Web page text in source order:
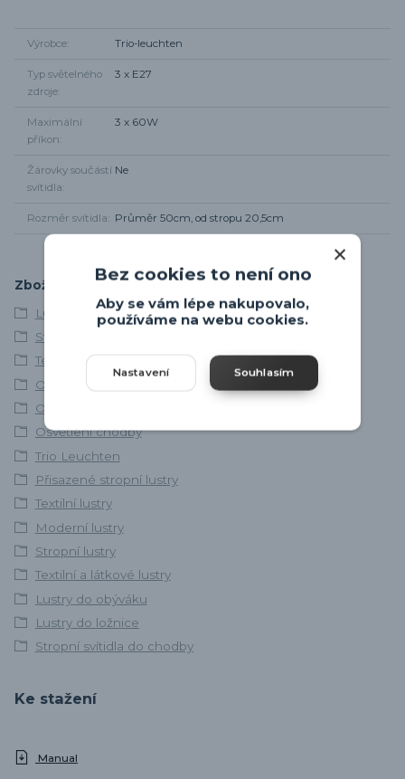
Výrobce Trio-leuchten
Typ světelného
zdroje
3 x E27
Maximální
příkon
3 x 60W
Žárovky součástí
svítidla
Ne
Rozměr svítidla Průměr 50cm, od stropu 20,5cm
Zboží zařazeno v kategoriích
Lustry a závěsná svítidla
Stropní svítidla
Textilní svítidla
Osvětlení obývacího pokoje
Osvětlení ložnice
Osvětlení chodby
Trio Leuchten
Přisazené stropní lustry
Textilní lustry
Moderní lustry
Stropní lustry
Textilní a látkové lustry
Lustry do obýváku
Lustry do ložnice
Stropní svítidla do chodby
Ke stažení
Manual
Bez cookies to není ono
Aby se vám lépe nakupovalo,
používáme na webu cookies.
Nastavení Souhlasím